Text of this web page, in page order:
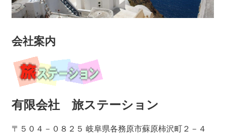
会社案内
有限会社 旅ステーション
〒５０４－０８２５ 岐阜県各務原市蘇原柿沢町２－４